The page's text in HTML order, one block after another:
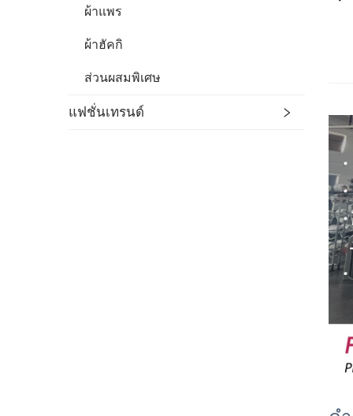
ผ้าแพร
ผ้าฮัคกิ
ส่วนผสมพิเศษ
แฟชั่นเทรนด์